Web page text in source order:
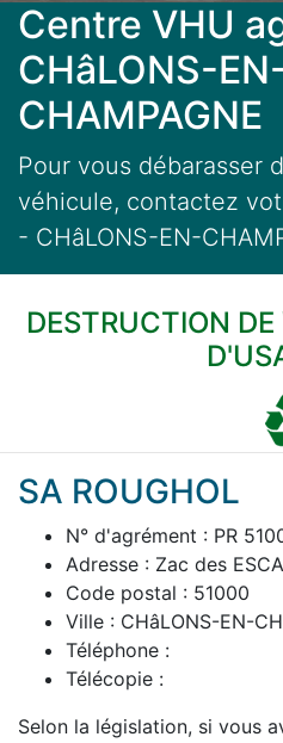
Centre VHU
CHâLONS-
CHAMPAGNE
Pour vous débarasser
véhicule, contactez
- CHâLONS-EN-
DESTRUCTION
SA ROUGHOL
N° d'agrément : PR
Adresse : Zac des
Code postal : 51000
Ville : CHâLONS-EN-
Téléphone :
Télécopie :
Selon la législation, si vous